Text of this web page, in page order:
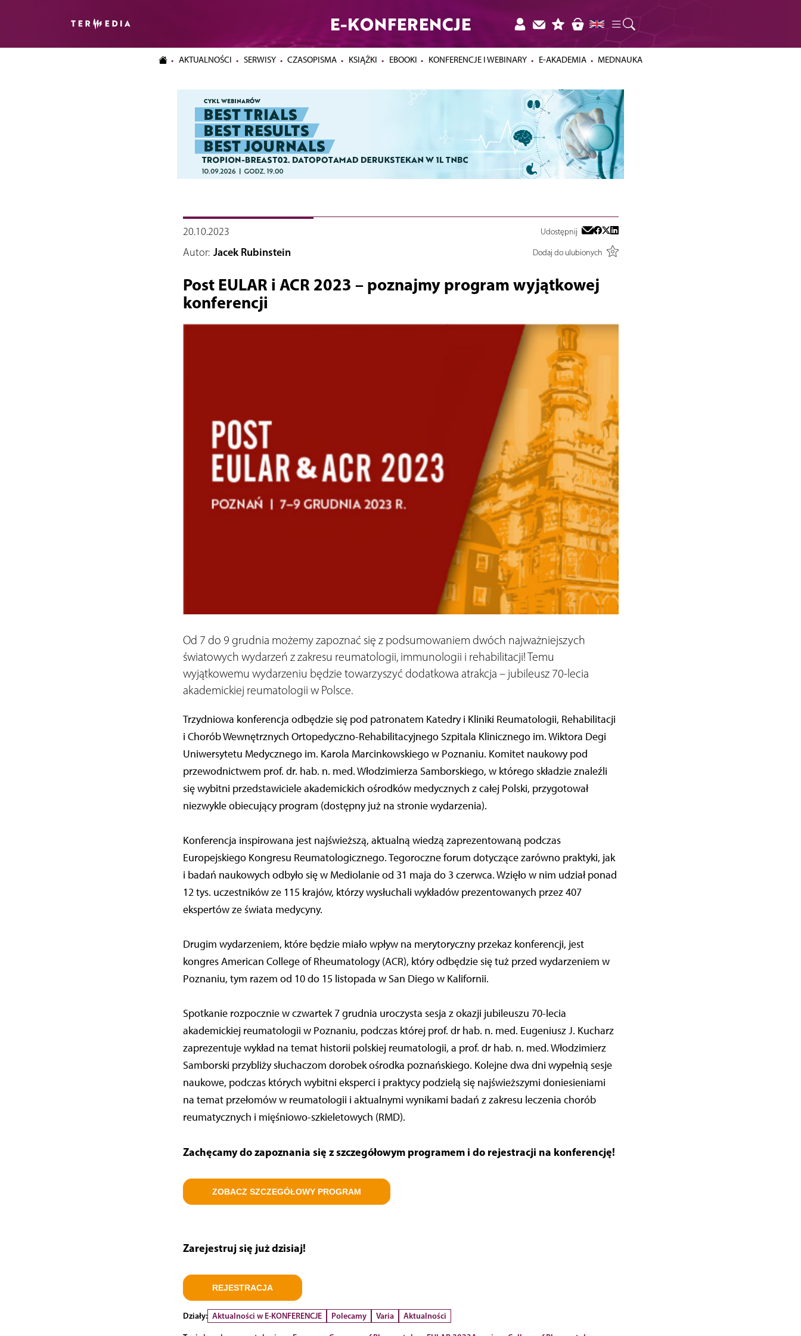
E-KONFERENCJE
AKTUALNOŚCI SERWISY CZASOPISMA KSIĄŻKI EBOOKI KONFERENCJE I WEBINARY E-AKADEMIA MEDNAUKA
20.10.2023 Udostępnij
Autor: Jacek Rubinstein Dodaj do ulubionych
Post EULAR i ACR 2023 – poznajmy program wyjątkowej
konferencji
Od 7 do 9 grudnia możemy zapoznać się z podsumowaniem dwóch najważniejszych
światowych wydarzeń z zakresu reumatologii, immunologii i rehabilitacji! Temu
wyjątkowemu wydarzeniu będzie towarzyszyć dodatkowa atrakcja – jubileusz 70-lecia
akademickiej reumatologii w Polsce.
Trzydniowa konferencja odbędzie się pod patronatem Katedry i Kliniki Reumatologii, Rehabilitacji
i Chorób Wewnętrznych Ortopedyczno-Rehabilitacyjnego Szpitala Klinicznego im. Wiktora Degi
Uniwersytetu Medycznego im. Karola Marcinkowskiego w Poznaniu. Komitet naukowy pod
przewodnictwem prof. dr. hab. n. med. Włodzimierza Samborskiego, w którego składzie znaleźli
się wybitni przedstawiciele akademickich ośrodków medycznych z całej Polski, przygotował
niezwykle obiecujący program (dostępny już na stronie wydarzenia).
Konferencja inspirowana jest najświeższą, aktualną wiedzą zaprezentowaną podczas
Europejskiego Kongresu Reumatologicznego. Tegoroczne forum dotyczące zarówno praktyki, jak
i badań naukowych odbyło się w Mediolanie od 31 maja do 3 czerwca. Wzięło w nim udział ponad
12 tys. uczestników ze 115 krajów, którzy wysłuchali wykładów prezentowanych przez 407
ekspertów ze świata medycyny.
Drugim wydarzeniem, które będzie miało wpływ na merytoryczny przekaz konferencji, jest
kongres American College of Rheumatology (ACR), który odbędzie się tuż przed wydarzeniem w
Poznaniu, tym razem od 10 do 15 listopada w San Diego w Kalifornii.
Spotkanie rozpocznie w czwartek 7 grudnia uroczysta sesja z okazji jubileuszu 70-lecia
akademickiej reumatologii w Poznaniu, podczas której prof. dr hab. n. med. Eugeniusz J. Kucharz
zaprezentuje wykład na temat historii polskiej reumatologii, a prof. dr hab. n. med. Włodzimierz
Samborski przybliży słuchaczom dorobek ośrodka poznańskiego. Kolejne dwa dni wypełnią sesje
naukowe, podczas których wybitni eksperci i praktycy podzielą się najświeższymi doniesieniami
na temat przełomów w reumatologii i aktualnymi wynikami badań z zakresu leczenia chorób
reumatycznych i mięśniowo-szkieletowych (RMD).
Zachęcamy do zapoznania się z szczegółowym programem i do rejestracji na konferencję!
ZOBACZ SZCZEGÓŁOWY PROGRAM
Zarejestruj się już dzisiaj!
REJESTRACJA
Działy: Aktualności w E-KONFERENCJE Polecamy Varia
Aktualności